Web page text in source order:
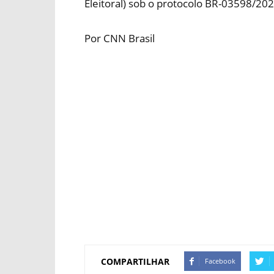
Eleitoral) sob o protocolo BR-03598/
Por CNN Brasil
COMPARTILHAR Facebook